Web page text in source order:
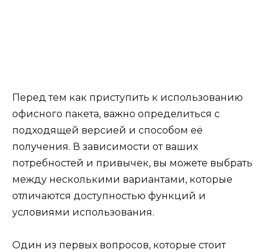
Перед тем как приступить к использованию
офисного пакета, важно определиться с
подходящей версией и способом её
получения. В зависимости от ваших
потребностей и привычек, вы можете выбрать
между несколькими вариантами, которые
отличаются доступностью функций и
условиями использования.
Один из первых вопросов, которые стоит